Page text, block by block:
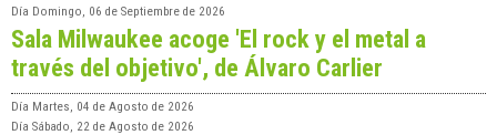
Día Domingo, 06 de Septiembre de 2026
Sala Milwaukee acoge 'El rock y el metal a
través del objetivo', de Álvaro Carlier
Día Martes, 04 de Agosto de 2026
Día Sábado, 22 de Agosto de 2026